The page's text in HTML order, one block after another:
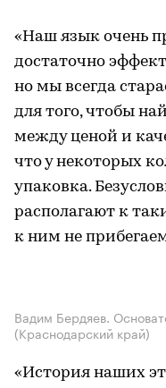
«Наш язык очень
достаточно
но мы всегда
для того, чтобы
между ценой и
что у некоторых
упаковка.
располагают к
к ним не
Вадим Бердяев.
(Краснодарский край)
«История наших